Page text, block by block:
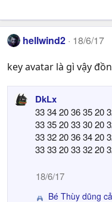
hellwind2 18/6/17
key avatar là gì vậy
DkLx
33 34 20 36 35 20
33 35 20 33 30 20
33 32 20 36 34 20
33 33 20 33 32 20
18/6/17
Bé Thùy dũng